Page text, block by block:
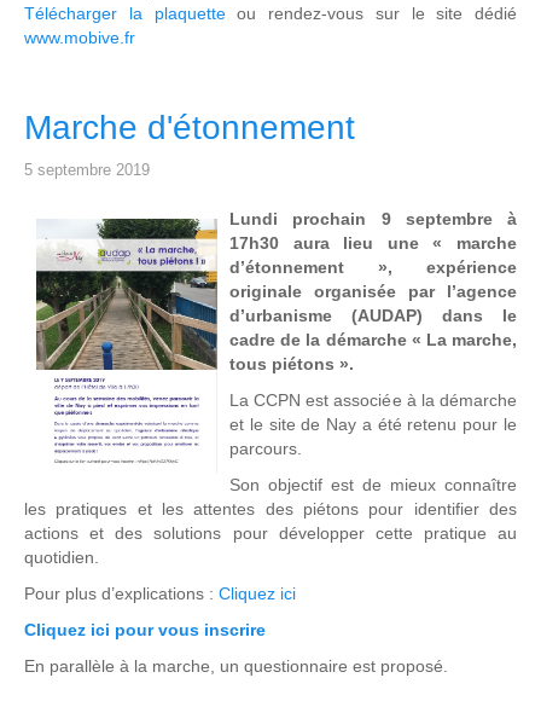
Télécharger la plaquetteou rendez-vous sur le site dédié
www.mobive.fr
Marche d'étonnement
5 septembre 2019
Lundi prochain 9 septembre à
17h30 aura lieu une « marche
d’étonnement », expérience
originale organisée par l’agence
d’urbanisme (AUDAP) dans le
cadre de la démarche « La marche,
tous piétons ».
La CCPN est associée à la démarche
et le site de Nay a été retenu pour le
parcours.
Son objectif est de mieux connaître
les pratiques et les attentes des piétons pour identifier des
actions et des solutions pour développer cette pratique au
quotidien.
Pour plus d’explications : Cliquez ici
Cliquez ici pour vous inscrire
En parallèle à la marche, un questionnaire est proposé.